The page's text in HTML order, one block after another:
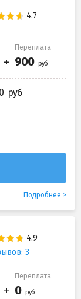
Переплата
Подробнее
3
Переплата